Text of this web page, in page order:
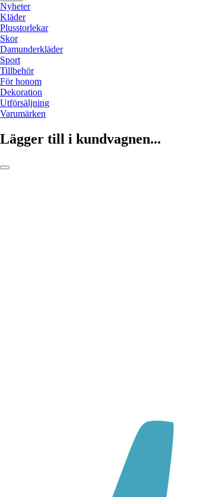
Nyheter
Kläder
Plusstorlekar
Skor
Damunderkläder
Sport
Tillbehör
För honom
Dekoration
Utförsäljning
Varumärken
Lägger till i kundvagnen...